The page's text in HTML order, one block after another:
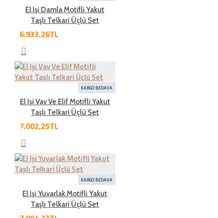
İADE ŞARTLARI
Genel olarak satın aldığınız ürünleri tahrip etmeden,
kullanmadan ve ürünün tekrar satılabilinirliğini
bozmadan, teslim tarihinden itibaren yedi ( 7 ) günlük
süre içinde geçerli bir neden belirterek iade
edebilirsiniz.Kargo bedeli bize aittir. Sebebsiz iadelerde
kargo müşteriye aittir
İade şartları nelerdir?
İade etmek üzere gönderdiğiniz ürünlerde tam olması
gereken öğeleri aşağıda bulabilirsiniz. Bunlardan herhangi
El Işi Damla Motifli Yakut
Taşlı Telkari Üçlü Set
6.933,26TL
KARGO BEDAVA
El Işi Vav Ve Elif Motifli Yakut
Taşlı Telkari Üçlü Set
7.002,25TL
KARGO BEDAVA
El Işi Yuvarlak Motifli Yakut
Taşlı Telkari Üçlü Set